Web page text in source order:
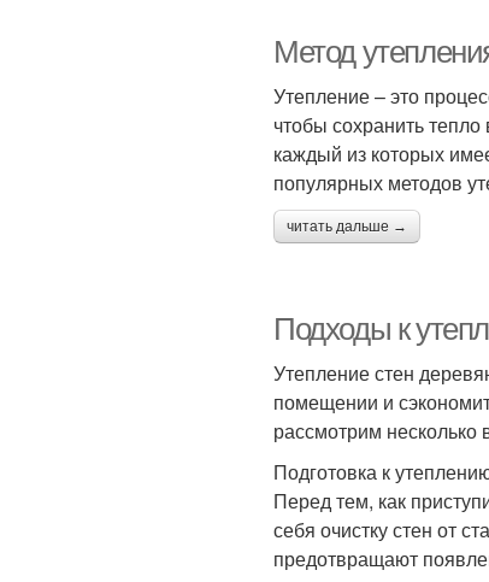
Метод
Утепление – это
чтобы сохранить
каждый из которых
популярных методов
читать дальше →
Подходы к
Утепление стен
помещении и
рассмотрим несколько
Подготовка к
Перед тем, как
себя очистку стен от
предотвращают